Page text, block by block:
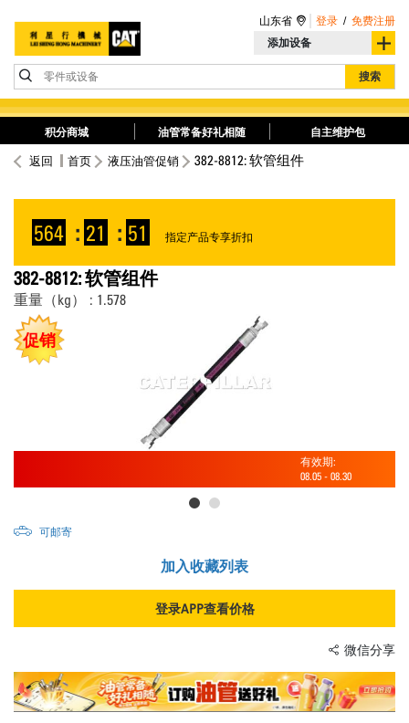
添加设备
零件或设备 搜索
山东省 登录 / 免费注册
积分商城 油管常备好礼相随 自主维护包
返回 首页 液压油管促销 382-8812: 软管组件
564 : 21 : 51 指定产品专享折扣
382-8812: 软管组件
重量（kg） : 1.578
促销
有效期:
08.05 - 08.30
可邮寄
加入收藏列表
登录APP查看价格
微信分享